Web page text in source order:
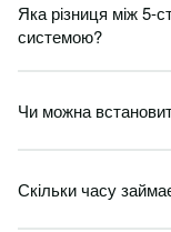
Яка різниця між 5-
системою?
Чи можна
Скільки часу